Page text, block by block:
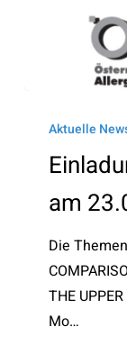
zum
Pirquet
Club
Aktuelle
am
Die
THE
Mo…